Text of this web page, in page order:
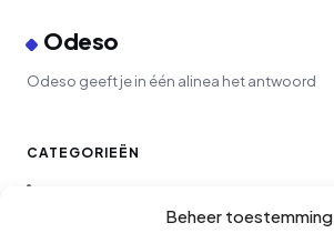
Beheer toestemming
Odeso
Odeso geeft je in één alinea het antwoord
CATEGORIEËN